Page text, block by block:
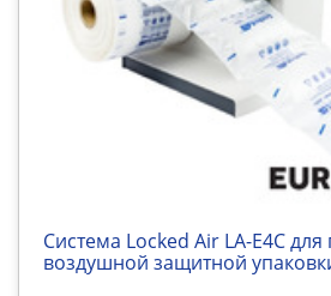
Cистема Locked Air LA-E4C
воздушной защитной